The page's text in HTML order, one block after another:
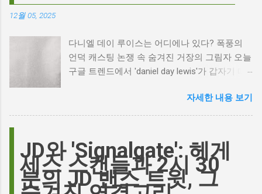
12월 05, 2025
다니엘 데이 루이스는 어디에나 있다? 폭풍의
언덕 캐스팅 논쟁 속 숨겨진 거장의 그림자 오늘
구글 트렌드에서 'daniel day lewis'가 갑자기 떠
이름이 왜 다시 사람들의 입에 오르내리는 걸까
요? 표면적으로는 마고 로비가 제작하고 주연을
이 그 시작입니다. 하지만 그 이면에는 '연기'라
는 예술에 대한 깊은 갈망과, 완벽주의를 향한
끊임없는 열망이 숨겨져 있습니다. Photo by
Plufow Le Studio on Unsplash 폭풍의 언덕, 그
자세한 내용 보기
JD와 'Signalgate': 헤게
세스 스캔들과 2시 30
분의 JD 밴스 트윗, 그